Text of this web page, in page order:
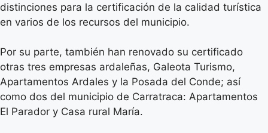
distinciones para la certificación de la calidad turística
en varios de los recursos del municipio.
Por su parte, también han renovado su certificado
otras tres empresas ardaleñas, Galeota Turismo,
Apartamentos Ardales y la Posada del Conde; así
como dos del municipio de Carratraca: Apartamentos
El Parador y Casa rural María.